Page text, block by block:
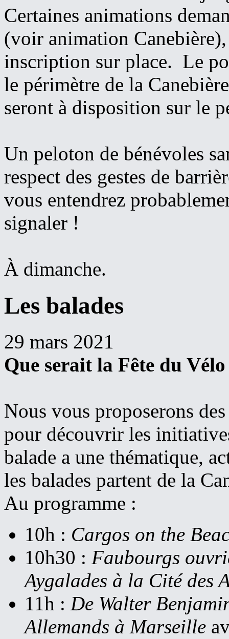
Certaines animations
(voir animation
inscription sur place. Le
le périmètre de la
seront à disposition sur le
Un peloton de bénévoles
respect des gestes de
vous entendrez
signaler !
À dimanche.
Les balades
29 mars 2021
Que serait la Fête du
Nous vous proposerons
pour découvrir les
balade a une thématique,
les balades partent de la
Au programme :
10h : Cargos on the
10h30 : Faubourgs
Aygalades à la Cité des
11h : De Walter
Allemands à Marseille